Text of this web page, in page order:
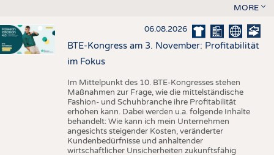
MORE
06.08.2026
BTE-Kongress am 3. November: Profitabilität
im Fokus
Im Mittelpunkt des 10. BTE-Kongresses stehen
Maßnahmen zur Frage, wie die mittelständische
Fashion- und Schuhbranche ihre Profitabilität
erhöhen kann. Dabei werden u.a. folgende Inhalte
behandelt: Wie kann ich mein Unternehmen
angesichts steigender Kosten, veränderter
Kundenbedürfnisse und anhaltender
wirtschaftlicher Unsicherheiten zukunftsfähig